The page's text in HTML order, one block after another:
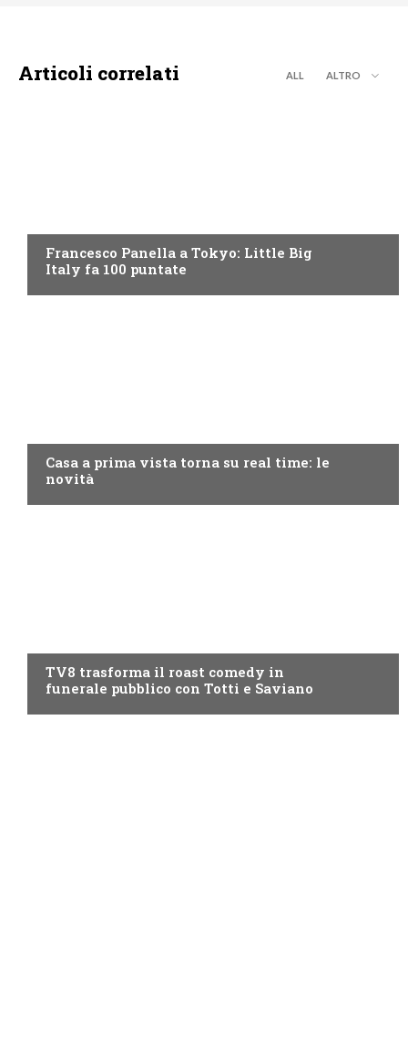
Articoli correlati ALL ALTRO
Francesco Panella a Tokyo: Little Big
Italy fa 100 puntate
Casa a prima vista torna su real time: le
novità
TV8 trasforma il roast comedy in
funerale pubblico con Totti e Saviano